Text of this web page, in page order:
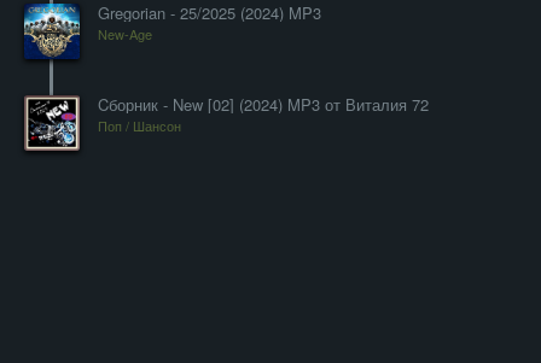
Gregorian - 25/2025 (2024) MP3
New-Age
Cборник - New [02] (2024) MP3 от Виталия 72
Поп / Шансон